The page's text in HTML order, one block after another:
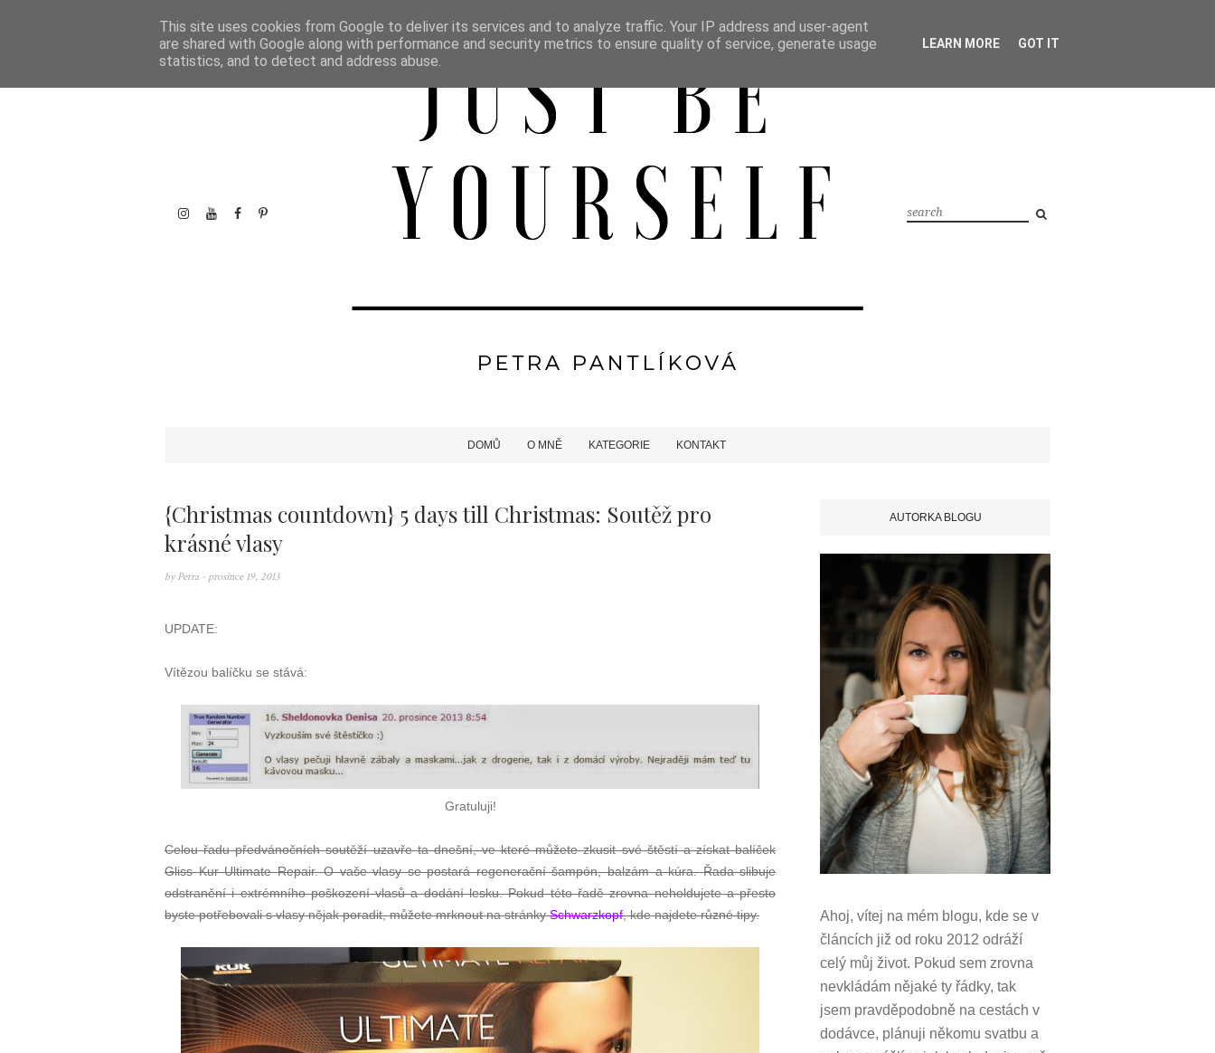
DOMŮ O MNĚ KATEGORIE KONTAKT
{Christmas countdown} 5 days till Christmas: Soutěž pro
krásné vlasy
by Petra - prosince 19, 2013
UPDATE:
Vítězou balíčku se stává:
Gratuluji!
Celou řadu předvánočních soutěží uzavře ta dnešní, ve které můžete zkusit své štěstí a získat balíček
Gliss Kur Ultimate Repair. O vaše vlasy se postará regenerační šampón, balzám a kúra. Řada slibuje
odstranění i extrémního poškození vlasů a dodání lesku. Pokud této řadě zrovna neholdujete a přesto
byste potřebovali s vlasy nějak poradit, můžete mrknout na stránkySchwarzkopf, kde najdete různé tipy.
AUTORKA BLOGU
Ahoj, vítej na mém blogu, kde se v
článcích již od roku 2012 odráží
celý můj život. Pokud sem zrovna
nevkládám nějaké ty řádky, tak
jsem pravděpodobně na cestách v
dodávce, plánuji někomu svatbu a
This site uses cookies from Google to deliver its services and to analyze traffic. Your IP address and user-agent
are shared with Google along with performance and security metrics to ensure quality of service, generate usage
statistics, and to detect and address abuse.
LEARN MORE GOT IT